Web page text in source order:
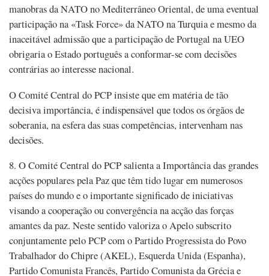
manobras da NATO no Mediterrâneo Oriental, de uma eventual
participação na «Task Force» da NATO na Turquia e mesmo da
inaceitável admissão que a participação de Portugal na UEO
obrigaria o Estado português a conformar-se com decisões
contrárias ao interesse nacional.
O Comité Central do PCP insiste que em matéria de tão
decisiva importância, é indispensável que todos os órgãos de
soberania, na esfera das suas competências, intervenham nas
decisões.
8. O Comité Central do PCP salienta a Importância das grandes
acções populares pela Paz que têm tido lugar em numerosos
países do mundo e o importante significado de iniciativas
visando a cooperação ou convergência na acção das forças
amantes da paz. Neste sentido valoriza o Apelo subscrito
conjuntamente pelo PCP com o Partido Progressista do Povo
Trabalhador do Chipre (AKEL), Esquerda Unida (Espanha),
Partido Comunista Francês, Partido Comunista da Grécia e